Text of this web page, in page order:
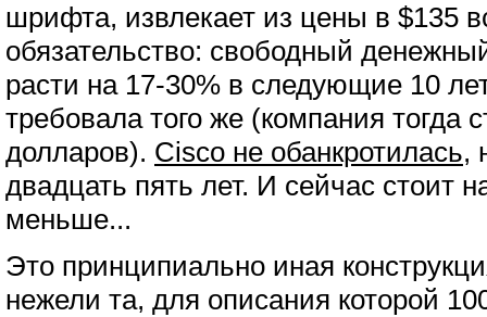
шрифта, извлекает из цены в $135
обязательство: свободный
расти на 17-30% в следующие 10
требовала того же (компания тогда
долларов). Cisco не обанкротилась,
двадцать пять лет. И сейчас стоит
меньше...
Это принципиально иная
нежели та, для описания которой